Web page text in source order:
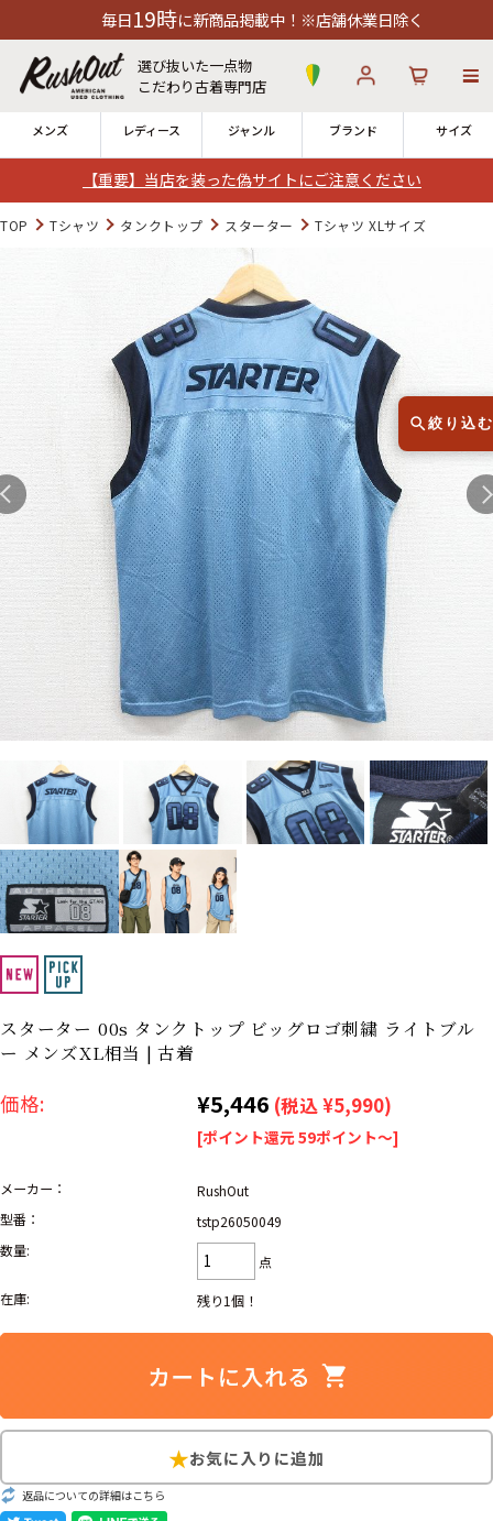
【重要】当店を装った偽サイトにご注意ください
に新商品掲載中！※店舗休業日除く
選び抜いた一点物
こだわり古着専門店
メンズ レディース ジャンル ブランド サイズ
ログイン
全国7店舗・公式通販の比較
発送について 12時までのご注文で当日出荷！
※対応不可：日祝、長期休暇、セール
Search by Hotword今週のHOTワード（7/29〜8/4）
1 Tシャツ USA製 2 映画 3 ミリタリー 4 スターウォーズ
5 ラルフローレン 6 大きいサイズ 7 アニメ 8 ディズニー
Search by Brandブランドから探す
ラルフ ローレン ザ・ノース・フェイ
ス
チャンピオン
パタゴニア
カーハート
アディダス
ア行 カ行
マ行 ラ行
Search by Item アイテムから探す
スウェット
半袖シャツ
Search by Particular
TOP Tシャツ タンクトップ スターター Tシャツ XLサイズ
スターター 00s タンクトップ ビッグロゴ刺繍 ライトブル
ー メンズXL相当 | 古着
価格: ¥5,446 (税込 ¥5,990)
[ポイント還元 59ポイント～]
メーカー：
RushOut
型番：
tstp26050049
数量:
点
在庫:
残り1個！
返品についての詳細はこちら
絞り込む